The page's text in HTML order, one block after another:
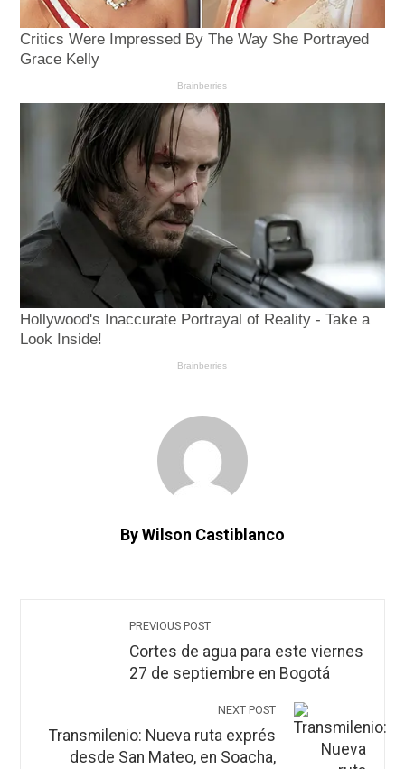
By Wilson Castiblanco
PREVIOUS POST
Cortes de agua para este viernes
27 de septiembre en Bogotá
NEXT POST
Transmilenio: Nueva ruta exprés
desde San Mateo, en Soacha,